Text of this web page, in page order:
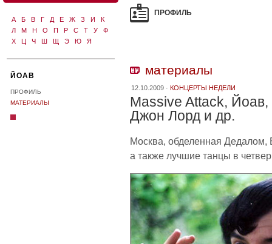
А Б В Г Д Е Ж З И
К
Л
М Н О П Р С Т У
Ф
Х
Ц Ч Ш Щ Э Ю Я
ЙОАВ
ПРОФИЛЬ
МАТЕРИАЛЫ
ПРОФИЛЬ
материалы
12.10.2009 · КОНЦЕРТЫ НЕДЕЛИ
Massive Attack,
Джон Лорд и др.
Москва, обделенная
а также лучшие танцы в